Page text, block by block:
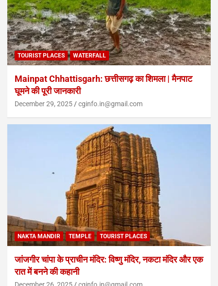
TOURIST PLACES WATERFALL
Mainpat Chhattisgarh: छत्तीसगढ़ का शिमला | मैनपाट
घूमने की पूरी जानकारी
December 29, 2025 cginfo.in@gmail.com
NAKTA MANDIR TEMPLE TOURIST PLACES
जांजगीर चांपा के प्राचीन मंदिर: विष्णु मंदिर, नकटा मंदिर और एक
रात में बनने की कहानी